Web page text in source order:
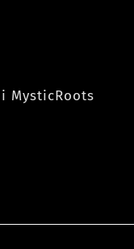
MysticRoots